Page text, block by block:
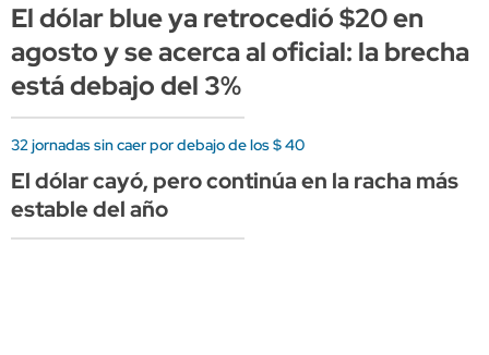
El dólar blue ya retrocedió $20 en
agosto y se acerca al oficial: la brecha
está debajo del 3%
32 jornadas sin caer por debajo de los $ 40
El dólar cayó, pero continúa en la racha más
estable del año